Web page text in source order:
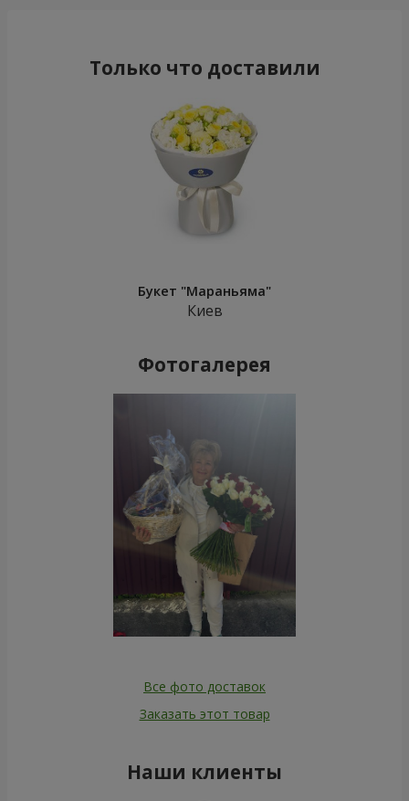
Только что доставили
Букет "Мараньяма"
Киев
Фотогалерея
Все фото доставок
Заказать этот товар
Наши клиенты